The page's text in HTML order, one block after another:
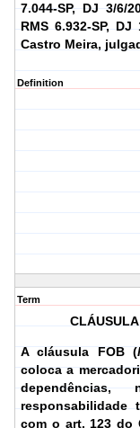
7.044-SP, DJ 3/6/
RMS 6.932-SP, DJ
Castro Meira,
Definition
Term
A cláusula FOB (
coloca a
responsabilidade
com o art. 123 do